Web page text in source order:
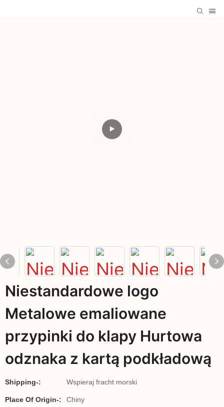
Niestandardowe logo
Metalowe emaliowane
przypinki do klapy Hurtowa
odznaka z kartą podkładową
Shipping-: Wspieraj fracht morski
Place Of Origin-: Chiny